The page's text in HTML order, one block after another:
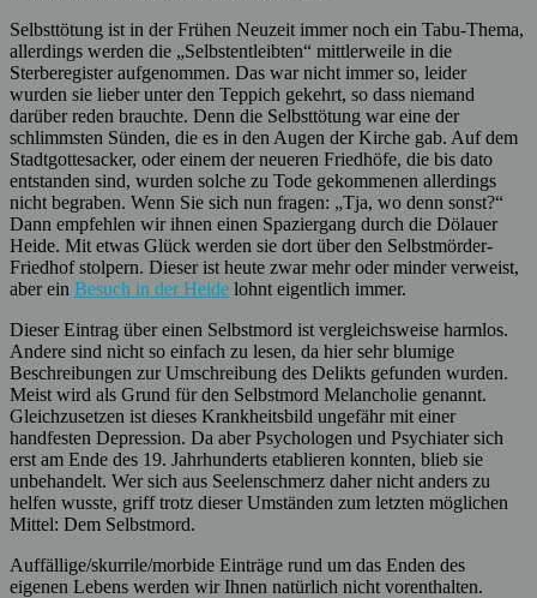
Selbsttötung ist in der Frühen Neuzeit immer noch ein Tabu-Thema,
allerdings werden die „Selbstentleibten“ mittlerweile in die
Sterberegister aufgenommen. Das war nicht immer so, leider
wurden sie lieber unter den Teppich gekehrt, so dass niemand
darüber reden brauchte. Denn die Selbsttötung war eine der
schlimmsten Sünden, die es in den Augen der Kirche gab. Auf dem
Stadtgottesacker, oder einem der neueren Friedhöfe, die bis dato
entstanden sind, wurden solche zu Tode gekommenen allerdings
nicht begraben. Wenn Sie sich nun fragen: „Tja, wo denn sonst?“
Dann empfehlen wir ihnen einen Spaziergang durch die Dölauer
Heide. Mit etwas Glück werden sie dort über den Selbstmörder-
Friedhof stolpern. Dieser ist heute zwar mehr oder minder verweist,
aber ein Besuch in der Heide lohnt eigentlich immer.
Dieser Eintrag über einen Selbstmord ist vergleichsweise harmlos.
Andere sind nicht so einfach zu lesen, da hier sehr blumige
Beschreibungen zur Umschreibung des Delikts gefunden wurden.
Meist wird als Grund für den Selbstmord Melancholie genannt.
Gleichzusetzen ist dieses Krankheitsbild ungefähr mit einer
handfesten Depression. Da aber Psychologen und Psychiater sich
erst am Ende des 19. Jahrhunderts etablieren konnten, blieb sie
unbehandelt. Wer sich aus Seelenschmerz daher nicht anders zu
helfen wusste, griff trotz dieser Umständen zum letzten möglichen
Mittel: Dem Selbstmord.
Auffällige/skurrile/morbide Einträge rund um das Enden des
eigenen Lebens werden wir Ihnen natürlich nicht vorenthalten.